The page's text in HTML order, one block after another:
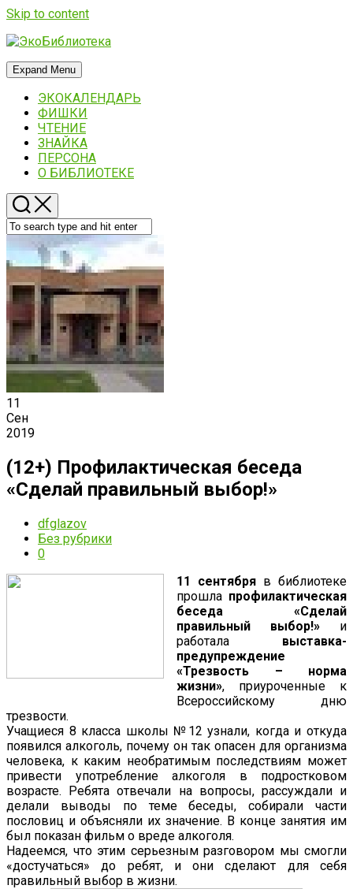
Skip to content
Expand Menu
ЭКОКАЛЕНДАРЬ
ФИШКИ
ЧТЕНИЕ
ЗНАЙКА
ПЕРСОНА
О БИБЛИОТЕКЕ
11
Сен
2019
(12+) Профилактическая беседа
«Сделай правильный выбор!»
dfglazov
Без рубрики
0
11 сентября в библиотеке
прошла профилактическая
беседа «Сделай
правильный выбор!» и
работала выставка-
предупреждение
«Трезвость – норма
жизни», приуроченные к
Всероссийскому дню
трезвости.
Учащиеся 8 класса школы №12 узнали, когда и откуда
появился алкоголь, почему он так опасен для организма
человека, к каким необратимым последствиям может
привести употребление алкоголя в подростковом
возрасте. Ребята отвечали на вопросы, рассуждали и
делали выводы по теме беседы, собирали части
пословиц и объясняли их значение. В конце занятия им
был показан фильм о вреде алкоголя.
Надеемся, что этим серьезным разговором мы смогли
«достучаться» до ребят, и они сделают для себя
правильный выбор в жизни.